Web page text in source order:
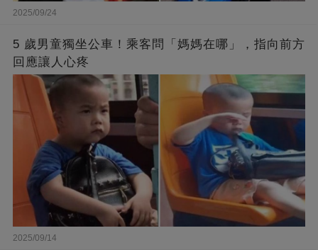
2025/09/24
5 歲男童獨坐公車！乘客問「媽媽在哪」，指向前方
回應讓人心疼
2025/09/14